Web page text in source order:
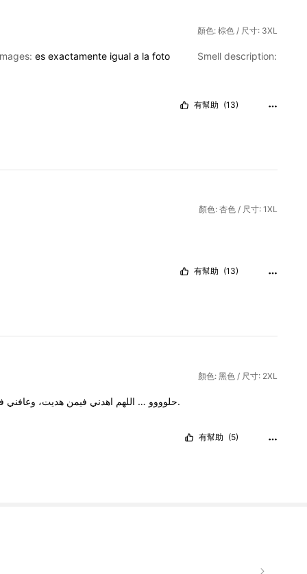
顏色: 棕色 / 尺寸: 3XL
es exactamente igual a la foto
Smell description:
有幫助 (13)
顏色: 杏色 / 尺寸: 1XL
有幫助 (13)
顏色: 黑色 / 尺寸: 2XL
حلوووو … اللهم اهدني فيمن هديت، وعافني وتعاليت.
有幫助 (5)